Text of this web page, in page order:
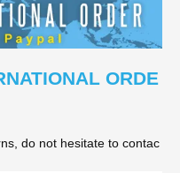
ORDE
do not hesitate to contac